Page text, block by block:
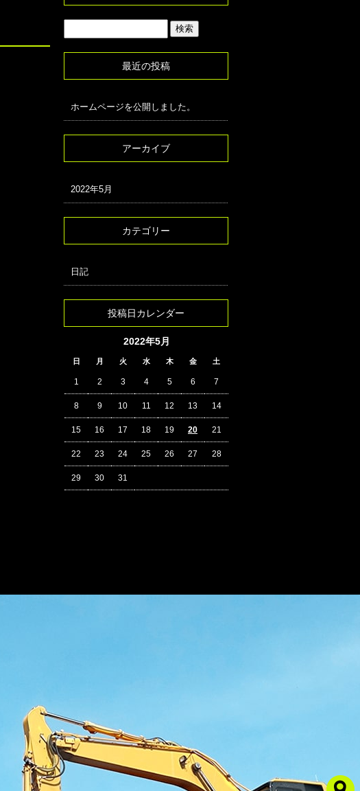
最近の投稿
ホームページを公開しました。
アーカイブ
2022年5月
カテゴリー
日記
投稿日カレンダー
2022年5月
日 月 火 水 木 金 土
1 2 3 4 5 6 7
8 9 10 11 12 13 14
15 16 17 18 19 20 21
22 23 24 25 26 27 28
29 30 31